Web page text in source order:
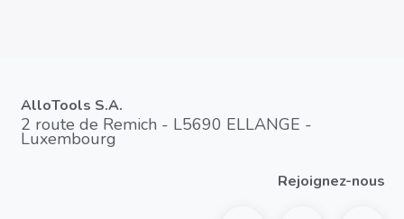
AlloTools S.A.
2 route de Remich - L5690 ELLANGE -
Luxembourg
Rejoignez-nous